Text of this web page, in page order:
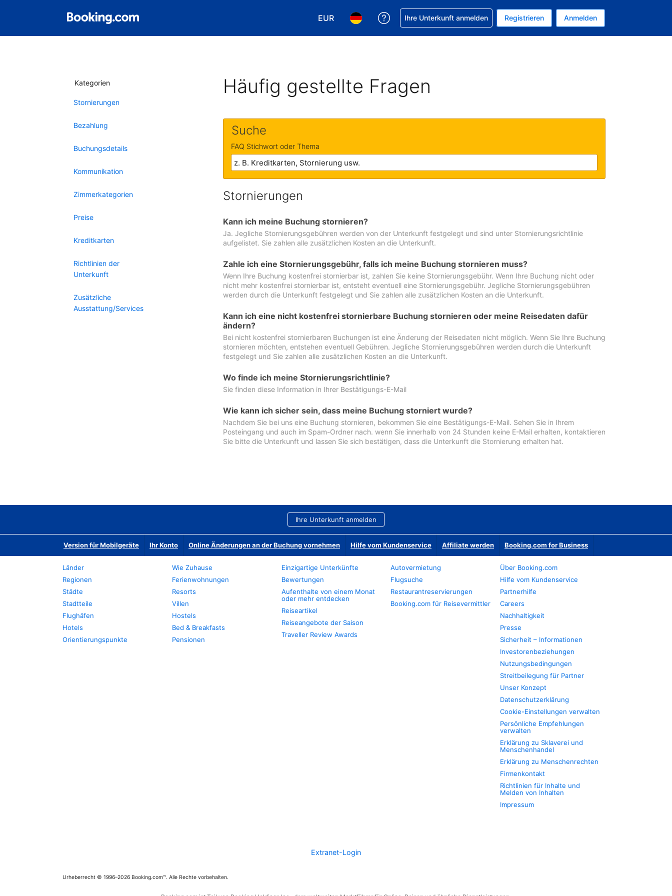
EUR
Wählen Sie Ihre Währung. Ihre aktuelle Währung ist EUR
Wählen Sie Ihre Sprache. Ihre aktuelle Sprache ist Deutsch
Hilfe bei Ihrer Buchung erhalten
Ihre Unterkunft anmelden Registrieren Anmelden
Kategorien
Stornierungen
Bezahlung
Buchungsdetails
Kommunikation
Zimmerkategorien
Preise
Kreditkarten
Richtlinien der
Unterkunft
Zusätzliche
Ausstattung/Services
Häufig gestellte Fragen
Suche
FAQ Stichwort oder Thema
Stornierungen
Kann ich meine Buchung stornieren?
Ja. Jegliche Stornierungsgebühren werden von der Unterkunft festgelegt und sind unter Stornierungsrichtlinie
aufgelistet. Sie zahlen alle zusätzlichen Kosten an die Unterkunft.
Zahle ich eine Stornierungsgebühr, falls ich meine Buchung stornieren muss?
Wenn Ihre Buchung kostenfrei stornierbar ist, zahlen Sie keine Stornierungsgebühr. Wenn Ihre Buchung nicht oder
nicht mehr kostenfrei stornierbar ist, entsteht eventuell eine Stornierungsgebühr. Jegliche Stornierungsgebühren
werden durch die Unterkunft festgelegt und Sie zahlen alle zusätzlichen Kosten an die Unterkunft.
Kann ich eine nicht kostenfrei stornierbare Buchung stornieren oder meine Reisedaten dafür
ändern?
Bei nicht kostenfrei stornierbaren Buchungen ist eine Änderung der Reisedaten nicht möglich. Wenn Sie Ihre Buchung
stornieren möchten, entstehen eventuell Gebühren. Jegliche Stornierungsgebühren werden durch die Unterkunft
festgelegt und Sie zahlen alle zusätzlichen Kosten an die Unterkunft.
Wo finde ich meine Stornierungsrichtlinie?
Sie finden diese Information in Ihrer Bestätigungs-E-Mail
Wie kann ich sicher sein, dass meine Buchung storniert wurde?
Nachdem Sie bei uns eine Buchung stornieren, bekommen Sie eine Bestätigungs-E-Mail. Sehen Sie in Ihrem
Posteingang und auch im Spam-Ordner nach. wenn Sie innerhalb von 24 Stunden keine E-Mail erhalten, kontaktieren
Sie bitte die Unterkunft und lassen Sie sich bestätigen, dass die Unterkunft die Stornierung erhalten hat.
Ihre Unterkunft anmelden
Version für Mobilgeräte Ihr Konto Online Änderungen an der Buchung vornehmen Hilfe vom Kundenservice Affiliate werden Booking.com for Business
Länder
Regionen
Städte
Stadtteile
Flughäfen
Hotels
Orientierungspunkte
Wie Zuhause
Ferienwohnungen
Resorts
Villen
Hostels
Bed & Breakfasts
Pensionen
Einzigartige Unterkünfte
Bewertungen
Aufenthalte von einem Monat
oder mehr entdecken
Reiseartikel
Reiseangebote der Saison
Traveller Review Awards
Autovermietung
Flugsuche
Restaurantreservierungen
Booking.com für Reisevermittler
Über Booking.com
Hilfe vom Kundenservice
Partnerhilfe
Careers
Nachhaltigkeit
Presse
Sicherheit – Informationen
Investorenbeziehungen
Nutzungsbedingungen
Streitbeilegung für Partner
Unser Konzept
Datenschutzerklärung
Cookie-Einstellungen verwalten
Persönliche Empfehlungen
verwalten
Erklärung zu Sklaverei und
Menschenhandel
Erklärung zu Menschenrechten
Firmenkontakt
Richtlinien für Inhalte und
Melden von Inhalten
Impressum
Extranet-Login
Urheberrecht © 1996–2026 Booking.com™. Alle Rechte vorbehalten.